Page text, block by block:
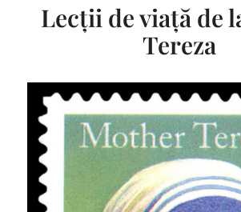
Lecții de viață de
Tereza